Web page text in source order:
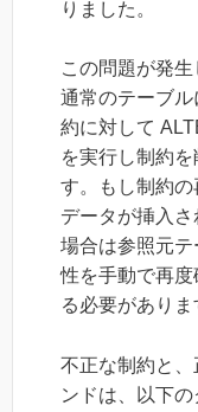
りました。
この問題が発
通常のテーブル
約に対して
を実行し制約
す。もし制約
データが挿入
場合は参照元
性を手動で再
る必要がありま
不正な制約と
ンドは、以下の